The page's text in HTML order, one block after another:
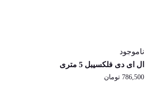
ناموجود
ال ای دی فلکسیبل 5 متری
786,500 تومان